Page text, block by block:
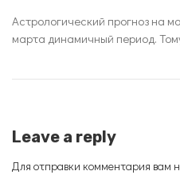
Астрологический прогноз на
марта динамичный период.
Leave a reply
Для отправки комментария вам